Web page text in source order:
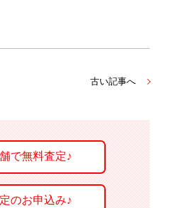
古い記事へ